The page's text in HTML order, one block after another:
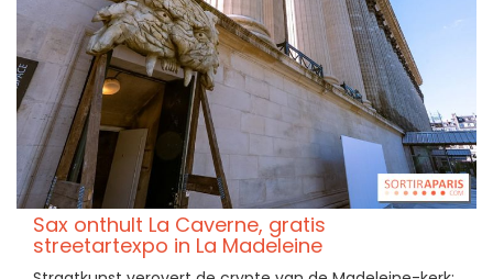
Sax onthult La Caverne, gratis
streetartexpo in La Madeleine